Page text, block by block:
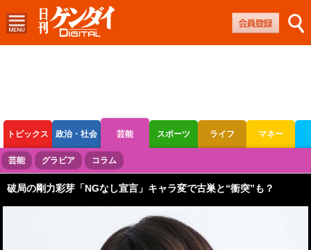
トピックス 政治・社会 芸能 スポーツ ライフ マネー
ボートレース 競輪 オートレース
芸能 グラビア コラム
破局の剛力彩芽「NGなし宣言」キャラ変で古巣と“衝突”も？